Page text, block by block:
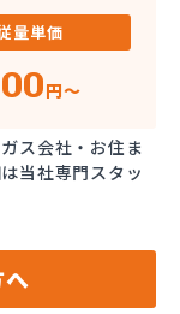
量単価
円～
ス会社・お住ま
当社専門スタッ